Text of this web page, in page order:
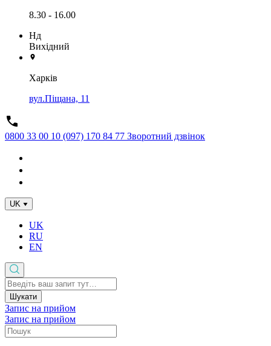
8.30 - 16.00
Нд
Вихідний
Харків
вул.Піщана, 11
0800 33 00 10 (097) 170 84 77 Зворотний дзвінок
UK
UK
RU
EN
Шукати
Запис на прийом
Запис на прийом